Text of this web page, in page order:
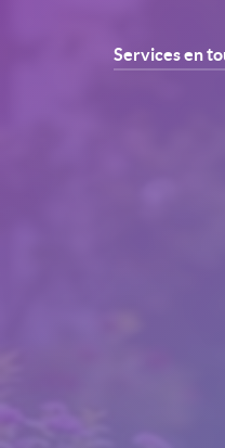
Services en